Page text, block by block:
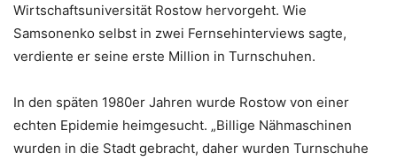
Wirtschaftsuniversität Rostow hervorgeht. Wie
Samsonenko selbst in zwei Fernsehinterviews sagte,
verdiente er seine erste Million in Turnschuhen.
In den späten 1980er Jahren wurde Rostow von einer
echten Epidemie heimgesucht. „Billige Nähmaschinen
wurden in die Stadt gebracht, daher wurden Turnschuhe